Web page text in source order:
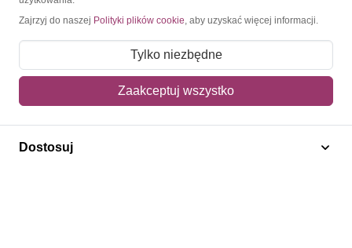
O nas
Regulamin
Polityka prywatności
Zajrzyj do naszej Polityki plików cookie, aby uzyskać więcej informacji.
Tylko niezbędne
Zaakceptuj wszystko
Dostosuj